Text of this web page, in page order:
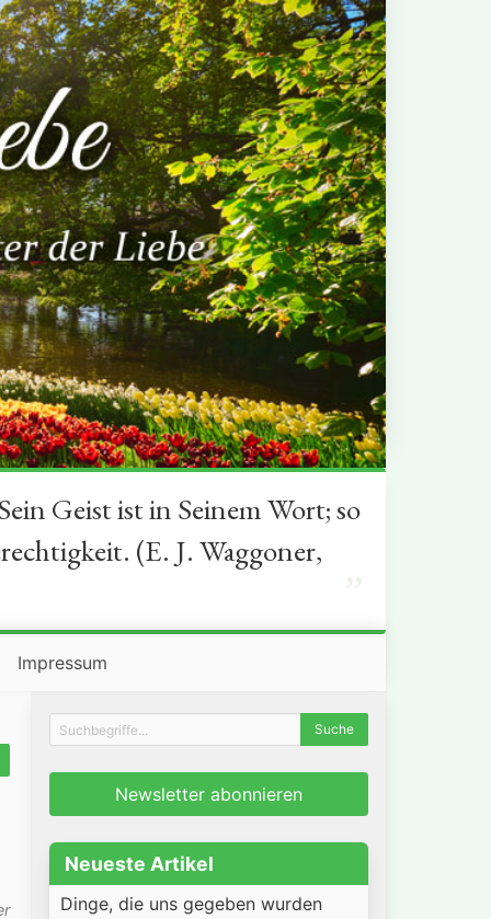
Geist ist in Seinem Wort; so
(E. J. Waggoner,
Impressum
Newsletter abonnieren
Neueste Artikel
Dinge, die uns gegeben wurden